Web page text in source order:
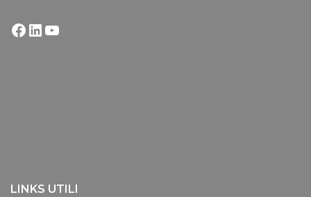
LINKS UTILI